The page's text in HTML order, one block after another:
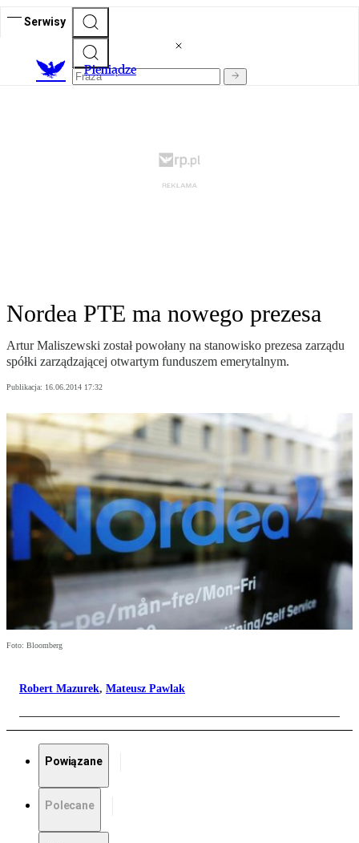
Serwisy
Pieniądze
Nordea PTE ma nowego prezesa
Artur Maliszewski został powołany na stanowisko prezesa zarządu
spółki zarządzającej otwartym funduszem emerytalnym.
Publikacja: 16.06.2014 17:32
Foto: Bloomberg
Robert Mazurek, Mateusz Pawlak
Powiązane
Polecane